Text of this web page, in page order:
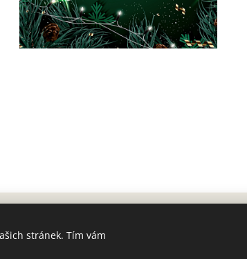
Slunečnice, Okrouhlice 113, 582 31,
stránek. Tím vám